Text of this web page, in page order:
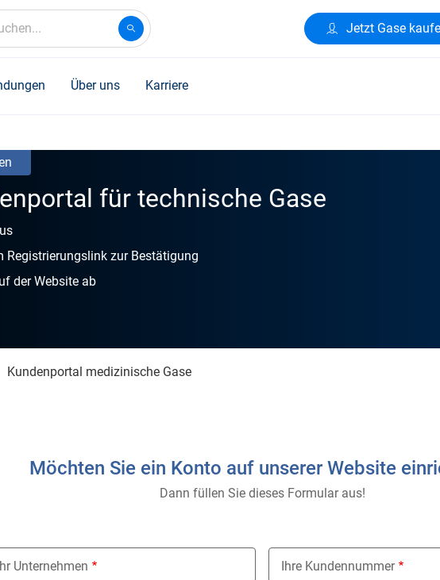
Jetzt Gase
Über uns Karriere
für technische Gase
Registrierungslink zur Bestätigung
der Website ab
Kundenportal medizinische Gase
Möchten Sie ein Konto auf unserer Website
Dann füllen Sie dieses Formular aus!
Unternehmen Ihre Kundennummer